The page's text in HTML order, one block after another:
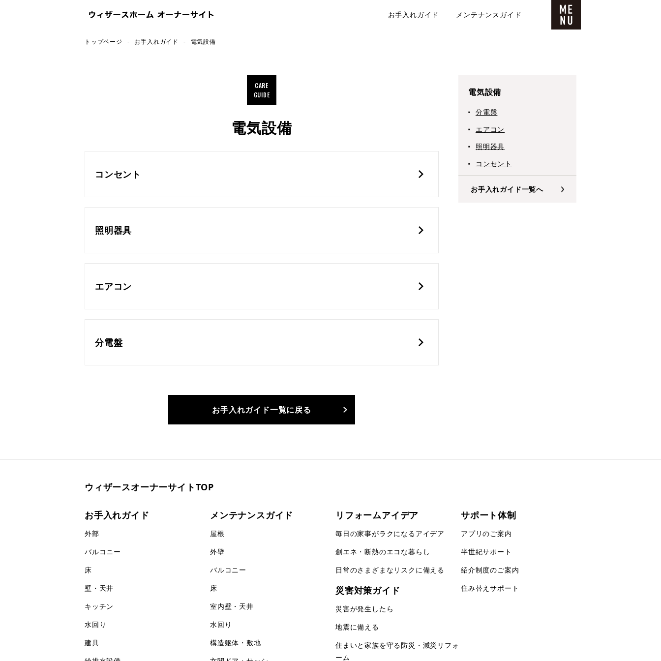
お手入れガイド メンテナンスガイド
トップページ お手入れガイド 電気設備
CARE
GUIDE
電気設備
コンセント
照明器具
エアコン
分電盤
お手入れガイド一覧に戻る
電気設備
分電盤
エアコン
照明器具
コンセント
お手入れガイド一覧へ
ウィザースオーナーサイトTOP
お手入れガイド
外部
バルコニー
床
壁・天井
キッチン
水回り
建具
メンテナンスガイド
屋根
外壁
バルコニー
床
室内壁・天井
水回り
構造躯体・敷地
リフォームアイデア
毎日の家事がラクになるアイデア
創エネ・断熱のエコな暮らし
日常のさまざまなリスクに備える
災害対策ガイド
災害が発生したら
地震に備える
住まいと家族を守る防災・減災リフォ
ーム
サポート体制
アプリのご案内
半世紀サポート
紹介制度のご案内
住み替えサポート